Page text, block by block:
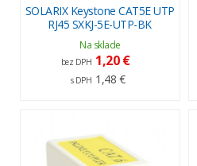
SOLARIX Keystone CAT5E UTP
RJ45 SXKJ-5E-UTP-BK
Na sklade
bez DPH 1,20 €
s DPH 1,48 €